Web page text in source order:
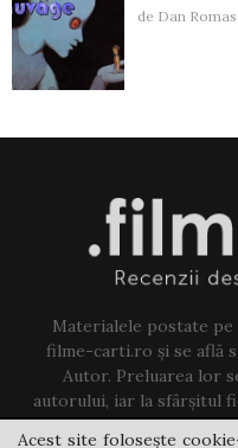
de Dan
Materialele postate
filme-carti.ro și se află
Autor. Preluarea lor
autorului, iar la sfârșitul
existe un
Acest site folosește